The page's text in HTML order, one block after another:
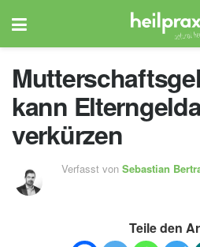
kann
verkürzen
Verfasst von Sebastian
Teile den